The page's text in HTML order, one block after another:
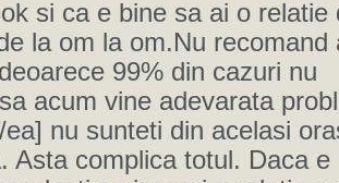
si ca e bine sa ai o relatie
la om la om.Nu recomand
99% din cazuri nu
acum vine adevarata
nu sunteti din acelasi
Asta complica totul. Daca e